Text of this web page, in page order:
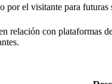
por el visitante para
relación con